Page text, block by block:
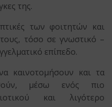
της.
των φοιτητών και
τόσο σε γνωστικό –
επίπεδο.
καινοτομήσουν και τα
μέσω ενός πιο
και λιγότερο